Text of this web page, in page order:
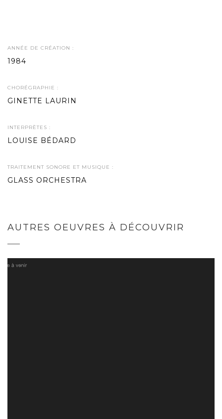
ANNÉE DE CRÉATION :
1984
CHORÉGRAPHIE :
GINETTE LAURIN
INTERPRÈTES :
LOUISE BÉDARD
TRAITEMENT SONORE ET MUSIQUE :
GLASS ORCHESTRA
AUTRES OEUVRES À DÉCOUVRIR